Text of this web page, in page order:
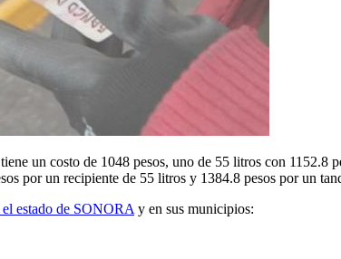
un costo de 1048 pesos, uno de 55 litros con 1152.8
por un recipiente de 55 litros y 1384.8 pesos por un
estado de SONORA y en sus municipios: